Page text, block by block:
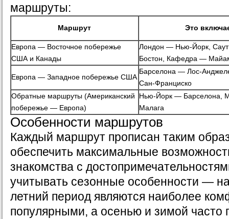
маршруты:
Маршрут Это
Европа — Восточное побережье
США и Канады
Лондон — Нью-Йорк,
Бостон, Кафедра —
Европа — Западное побережье США
Барселона — Лос-
Сан-Франциско
Обратные маршруты (Американский
побережье — Европа)
Нью-Йорк — Барселона,
Малага
Особенности маршрутов
Каждый маршрут прописан таким
обеспечить максимальные
знакомства с
учитывать сезонные особенности —
летний период являются наиболее
популярными, а осенью и зимой часто